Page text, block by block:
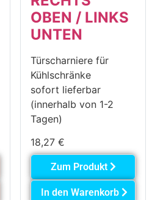
OBEN / LINKS
UNTEN
Türscharniere für
Kühlschränke
sofort lieferbar
(innerhalb von 1-2
Tagen)
18,27 €
Zum Produkt
In den Warenkorb